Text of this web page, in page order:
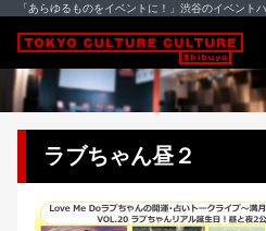
「あらゆるものをイベントに！」渋谷のイベント
ラブちゃん昼２